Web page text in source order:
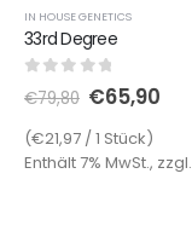
IN HOUSE GENETICS
33rd Degree
out of 5
€79,80 €65,90
(€21,97 / 1 Stück)
Enthält 7% MwSt., zzgl.